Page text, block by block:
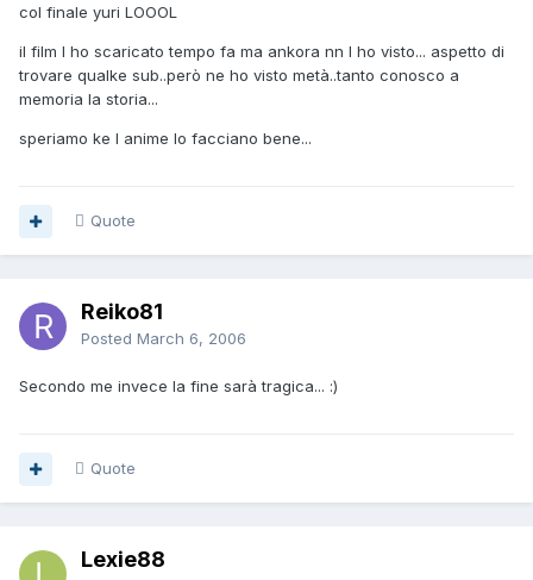
col finale yuri LOOOL
il film l ho scaricato tempo fa ma ankora nn l ho visto... aspetto di
trovare qualke sub..però ne ho visto metà..tanto conosco a
memoria la storia...
speriamo ke l anime lo facciano bene...
Quote
Reiko81
Posted March 6, 2006
Secondo me invece la fine sarà tragica... :)
Quote
Lexie88